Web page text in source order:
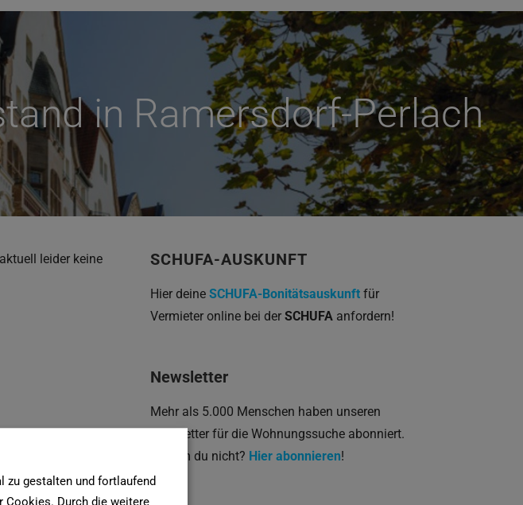
in Ramersdorf-Perlach
leider keine
SCHUFA-AUSKUNFT
Hier deineSCHUFA-Bonitätsauskunft für
Vermieter online bei derSCHUFA anfordern!
Newsletter
Mehr als 5.000 Menschen haben unseren
Newsletter für die Wohnungssuche abonniert.
Warum du nicht? Hier abonnieren!
zu gestalten und fortlaufend
Cookies. Durch die weitere